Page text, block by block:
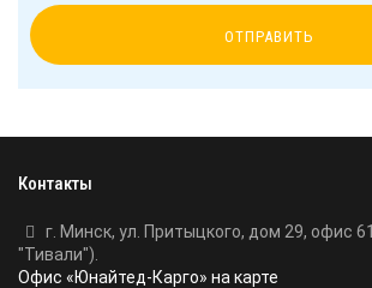
Контакты
г. Минск, ул. Притыцкого, дом 29, офис
"Тивали").
Офис «Юнайтед-Карго» на карте